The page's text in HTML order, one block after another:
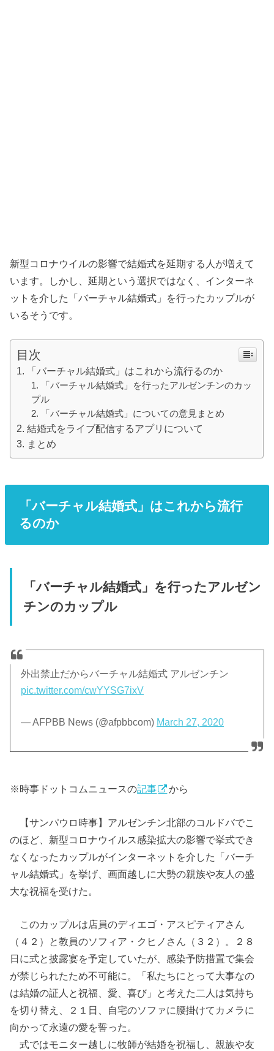
新型コロナウイルの影響で結婚式を延期する人が増えて
います。しかし、延期という選択ではなく、インターネ
ットを介した「バーチャル結婚式」を行ったカップルが
いるそうです。
目次
「バーチャル結婚式」はこれから流行るのか
「バーチャル結婚式」を行ったアルゼンチンのカッ
プル
「バーチャル結婚式」についての意見まとめ
結婚式をライブ配信するアプリについて
まとめ
「バーチャル結婚式」はこれから流行
るのか
「バーチャル結婚式」を行ったアルゼン
チンのカップル
外出禁止だからバーチャル結婚式 アルゼンチン
pic.twitter.com/cwYYSG7ixV
— AFPBB News (@afpbbcom) March 27, 2020
※時事ドットコムニュースの記事 から
【サンパウロ時事】アルゼンチン北部のコルドバでこ
のほど、新型コロナウイルス感染拡大の影響で挙式でき
なくなったカップルがインターネットを介した「バーチ
ャル結婚式」を挙げ、画面越しに大勢の親族や友人の盛
大な祝福を受けた。
このカップルは店員のディエゴ・アスピティアさん
（４２）と教員のソフィア・クヒノさん（３２）。２８
日に式と披露宴を予定していたが、感染予防措置で集会
が禁じられたため不可能に。「私たちにとって大事なの
は結婚の証人と祝福、愛、喜び」と考えた二人は気持ち
を切り替え、２１日、自宅のソファに腰掛けてカメラに
向かって永遠の愛を誓った。
式ではモニター越しに牧師が結婚を祝福し、親族や友